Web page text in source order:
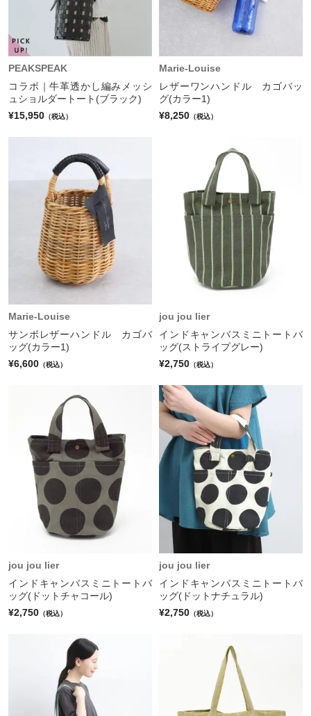
PEAKSPEAK
コラボ｜牛革透かし編みメッシ
ュショルダートート(ブラック)
¥15,950 （税込）
Marie-Louise
レザーワンハンドル カゴバッ
グ(カラー1)
¥8,250 （税込）
Marie-Louise
サンボレザーハンドル カゴバ
ッグ(カラー1)
¥6,600 （税込）
jou jou lier
インドキャンバスミニトートバ
ッグ(ストライプグレー)
¥2,750 （税込）
jou jou lier
インドキャンバスミニトートバ
ッグ(ドットチャコール)
¥2,750 （税込）
jou jou lier
インドキャンバスミニトートバ
ッグ(ドットナチュラル)
¥2,750 （税込）